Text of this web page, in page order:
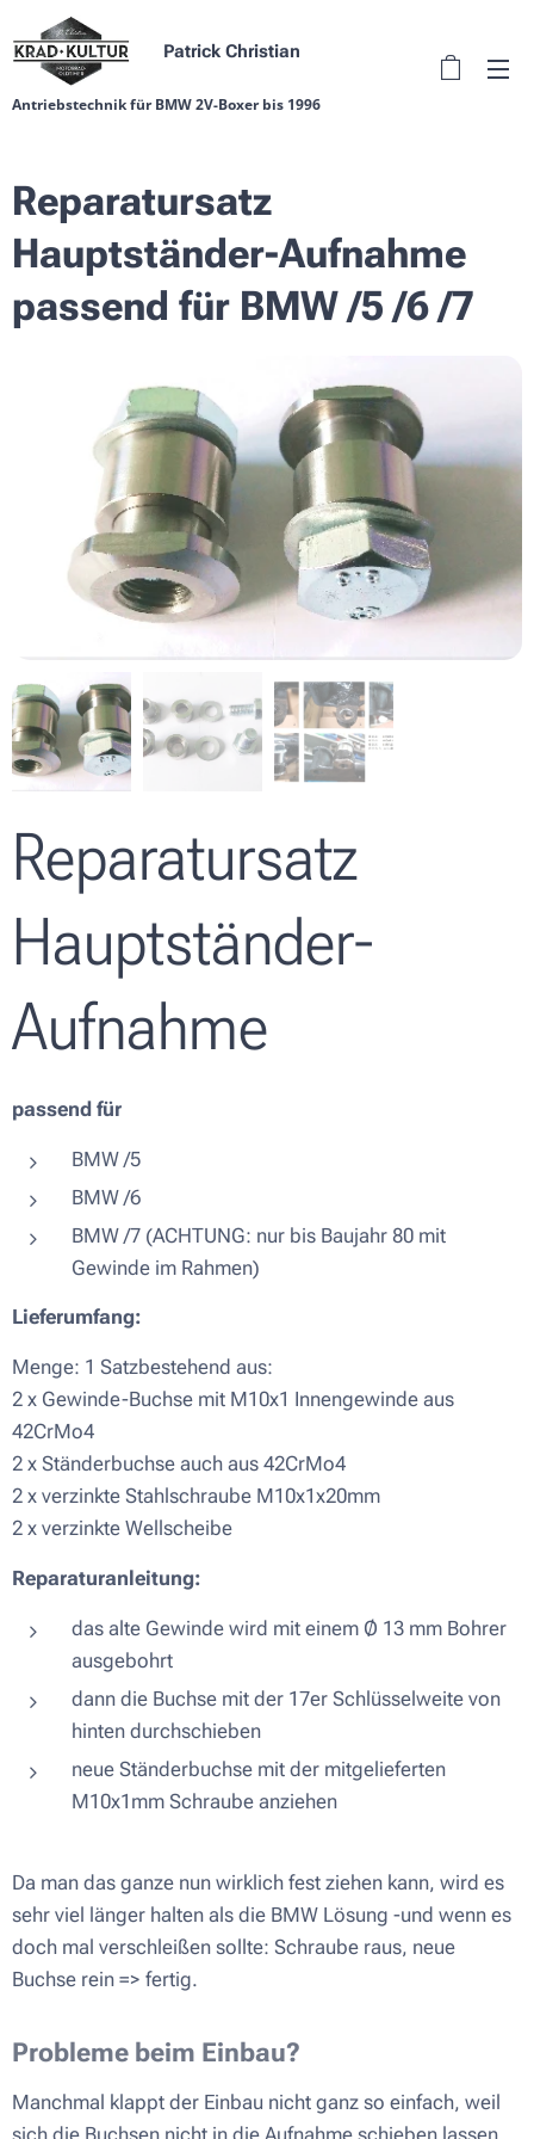
Patrick Christian
Antriebstechnik für BMW 2V-Boxer bis 1996
Reparatursatz
Hauptständer-Aufnahme
passend für BMW /5 /6 /7
Reparatursatz
Hauptständer-
Aufnahme
passend für
BMW /5
BMW /6
BMW /7 (ACHTUNG: nur bis Baujahr 80 mit
Gewinde im Rahmen)
Lieferumfang:
Menge: 1 Satzbestehend aus:
2 x Gewinde-Buchse mit M10x1 Innengewinde aus
42CrMo4
2 x Ständerbuchse auch aus 42CrMo4
2 x verzinkte Stahlschraube M10x1x20mm
2 x verzinkte Wellscheibe
Reparaturanleitung:
das alte Gewinde wird mit einem Ø 13 mm Bohrer
ausgebohrt
dann die Buchse mit der 17er Schlüsselweite von
hinten durchschieben
neue Ständerbuchse mit der mitgelieferten
M10x1mm Schraube anziehen
Da man das ganze nun wirklich fest ziehen kann, wird es
sehr viel länger halten als die BMW Lösung -und wenn es
doch mal verschleißen sollte: Schraube raus, neue
Buchse rein => fertig.
Probleme beim Einbau?
Manchmal klappt der Einbau nicht ganz so einfach, weil
sich die Buchsen nicht in die Aufnahme schieben lassen